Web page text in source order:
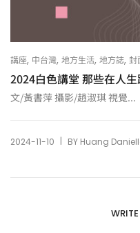
講座, 中台灣, 地方生活, 地方誌, 封
2024白色講堂 那些在人
文/黃書萍 攝影/趙淑琪 視覺...
2024-11-10 | BY Huang